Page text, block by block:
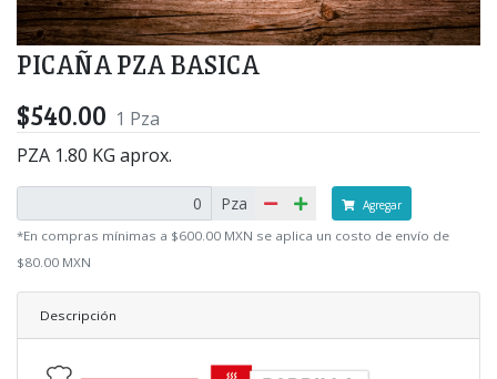
PICAÑA PZA BASICA
$540.00 1 Pza
PZA 1.80 KG aprox.
Pza Agregar
*En compras mínimas a $600.00 MXN se aplica un costo de envío de
$80.00 MXN
Descripción